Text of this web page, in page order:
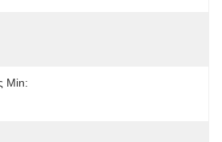
Min: